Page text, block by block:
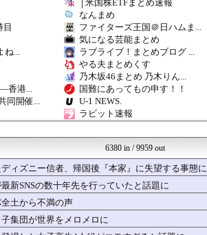
│米国株ETFまとめ速報
なんまめ
ファイターズ王国＠日ハムま...
気になる芸能まとめ
ね...
ラブライブ！まとめブログ ...
やる夫まとめくす
乃木坂46まとめ 乃木りん...
香港...
国難にあってもの申す！！
同開催...
U-1 NEWS.
ラビット速報
援続け...
軍事・ミリタリー速報☆彡
ぷそファン@PSO2NGS...
千鶴...
結婚・恋愛ニュースぷらす
なんJミュージアム
VIPPER速報
はーとログ
おいしいまとめ
6380 in / 9959 out
ィズニー信者、帰国後『本家』に失望する事態に
新SNSの数十年先を行っていたと話題に
土から不満の声
集団が世界をメロメロに